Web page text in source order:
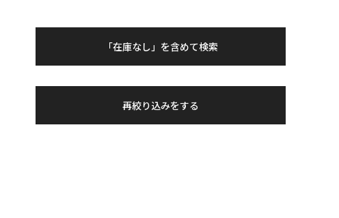
「在庫なし」を含めて検索
再絞り込みをする